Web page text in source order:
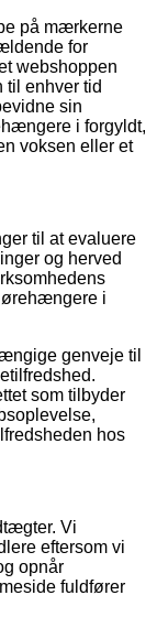
på mærkerne
for
webshoppen
til enhver tid
sin
i forgyldt,
voksen eller et
til at evaluere
og herved
ørehængere i
genveje til
som tilbyder
hos
Vi
eftersom vi
opnår
fuldfører